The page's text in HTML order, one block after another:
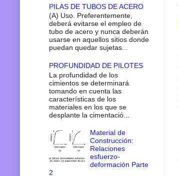
PILAS DE TUBOS DE ACERO
(A) Uso. Preferentemente,
deberá evitarse el empleo de
tubo de acero y nunca deberán
usarse en aquellos sitios donde
puedan quedar sujetas...
PROFUNDIDAD DE PILOTES
La profundidad de los
cimientos se determinará
tomando en cuenta las
características de los
materiales en los que se
desplante la cimentació...
Material de
Construcción:
Relaciones
esfuerzo-
deformación Parte
2